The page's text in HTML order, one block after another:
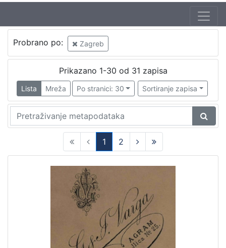
Probrano po: Zagreb
Prikazano 1-30 od 31 zapisa
Lista Mreža Po stranici: 30 Sortiranje zapisa
1
(current)
2